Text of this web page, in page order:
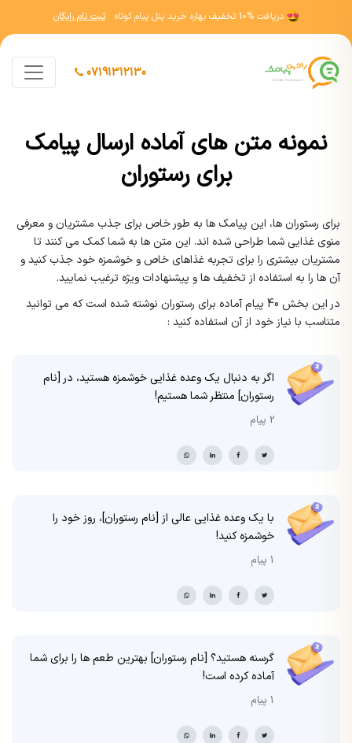
دریافت 10% تخفیف بهاره خرید پنل پیام کوتاه ثبت نام رایگان
07191312130
نمونه متن های آماده ارسال پیامک
برای رستوران
برای رستوران ها، این پیامک ها به طور خاص برای جذب مشتریان و معرفی
منوی غذایی شما طراحی شده اند. این متن ها به شما کمک می کنند تا
مشتریان بیشتری را برای تجربه غذاهای خاص و خوشمزه خود جذب کنید و
آن ها را به استفاده از تخفیف ها و پیشنهادات ویژه ترغیب نمایید.
در این بخش 40 پیام آماده برای رستوران نوشته شده است که می توانید
متناسب با نیاز خود از آن استفاده کنید :
اگر به دنبال یک وعده غذایی خوشمزه هستید، در [نام
رستوران] منتظر شما هستیم!
2 پیام
با یک وعده غذایی عالی از [نام رستوران]، روز خود را
خوشمزه کنید!
1 پیام
گرسنه هستید؟ [نام رستوران] بهترین طعم ها را برای شما
آماده کرده است!
1 پیام